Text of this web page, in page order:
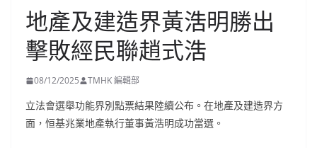
地產及建造界黃浩明勝出
擊敗經民聯趙式浩
08/12/2025 TMHK 編輯部
立法會選舉功能界別點票結果陸續公布。在地產及建造界方
面，恒基兆業地產執行董事黃浩明成功當選。